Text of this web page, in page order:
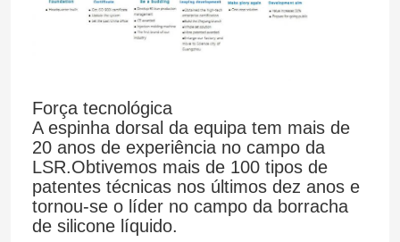
Força tecnológica
A espinha dorsal da equipa tem mais de
20 anos de experiência no campo da
LSR.Obtivemos mais de 100 tipos de
patentes técnicas nos últimos dez anos e
tornou-se o líder no campo da borracha
de silicone líquido.